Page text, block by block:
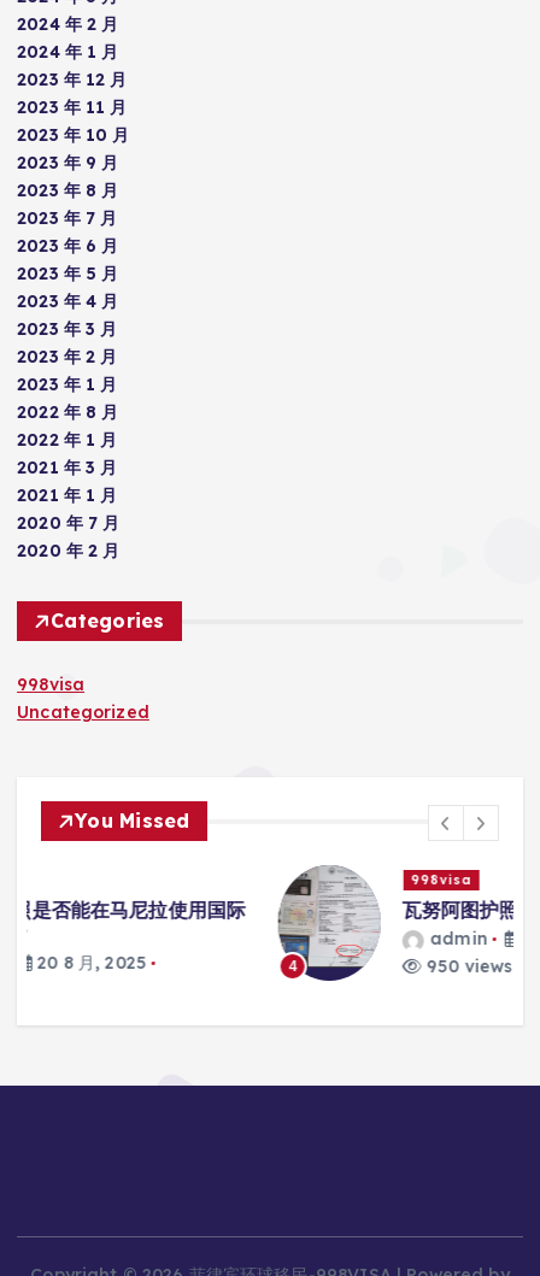
2024 年 2 月
2024 年 1 月
2023 年 12 月
2023 年 11 月
2023 年 10 月
2023 年 9 月
2023 年 8 月
2023 年 7 月
2023 年 6 月
2023 年 5 月
2023 年 4 月
2023 年 3 月
2023 年 2 月
2023 年 1 月
2022 年 8 月
2022 年 1 月
2021 年 3 月
2021 年 1 月
2020 年 7 月
2020 年 2 月
Categories
998visa
Uncategorized
You Missed
4
瓦努阿图护照怎么激活
20 8 月, 2025